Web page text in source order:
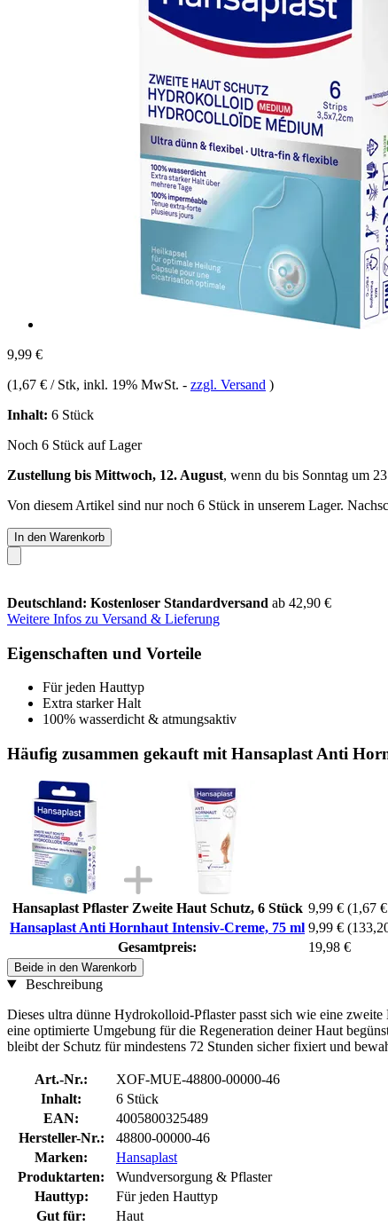
9,99 €
(1,67 € / Stk, inkl. 19% MwSt. - zzgl. Versand )
Inhalt: 6 Stück
Noch 6 Stück auf Lager
Zustellung bis Mittwoch, 12. August, wenn du bis Sonntag um
Von diesem Artikel sind nur noch 6 Stück in unserem Lager.
In den Warenkorb
Deutschland: Kostenloser Standardversand ab 42,90 €
Weitere Infos zu Versand & Lieferung
Eigenschaften und Vorteile
Für jeden Hauttyp
Extra starker Halt
100% wasserdicht & atmungsaktiv
Häufig zusammen gekauft mit Hansaplast Anti
Hansaplast Pflaster Zweite Haut Schutz, 6 Stück 9,99 € (1,67
Hansaplast Anti Hornhaut Intensiv-Creme, 75 ml 9,99 €
Gesamtpreis:
19,98 €
Beide in den Warenkorb
Beschreibung
Dieses ultra dünne Hydrokolloid-Pflaster passt sich wie eine
eine optimierte Umgebung für die Regeneration deiner Haut
bleibt der Schutz für mindestens 72 Stunden sicher fixiert und
Art.-Nr.:
XOF-MUE-48800-00000-46
Inhalt:
6 Stück
EAN:
4005800325489
Hersteller-Nr.:
48800-00000-46
Marken:
Hansaplast
Produktarten:
Wundversorgung & Pflaster
Hauttyp:
Für jeden Hauttyp
Gut für:
Haut